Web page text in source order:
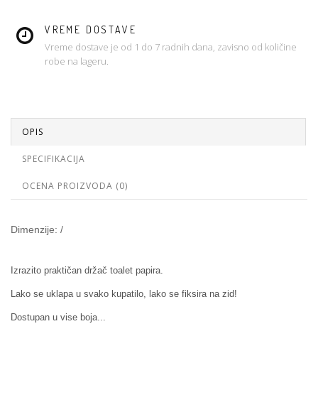
VREME DOSTAVE
Vreme dostave je od 1 do 7 radnih dana, zavisno od količine
robe na lageru.
OPIS
SPECIFIKACIJA
OCENA PROIZVODA (0)
Dimenzije: /
Izrazito praktičan držač toalet papira.
Lako se uklapa u svako kupatilo, lako se fiksira na zid!
Dostupan u vise boja...